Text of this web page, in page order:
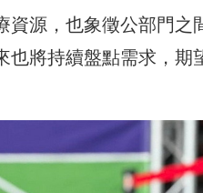
源，也象徵公部門之
將持續盤點需求，期